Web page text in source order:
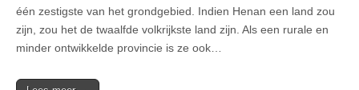
één zestigste van het grondgebied. Indien Henan een land zou
zijn, zou het de twaalfde volkrijkste land zijn. Als een rurale en
minder ontwikkelde provincie is ze ook…